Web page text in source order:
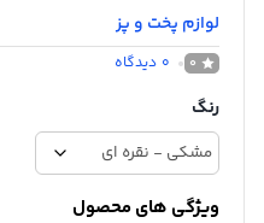
لوازم پخت و پز
0
0 دیدگاه
رنگ
ویژگی های محصول